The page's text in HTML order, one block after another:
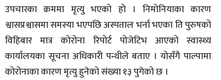
उपचारका क्रममा मृत्यु भएको हो । निमोनियाका कारण
श्वासप्रश्वासमा समस्या भएपछि अस्पताल भर्ना भएका ति पुरुषको
विहिबार मात्र कोरोना रिपोर्ट पोजेटिभ आएको स्वास्थ्य
कार्यालयका सूचना अधिकारी पन्थीले बताए । योसँगै पाल्पामा
कोरोनाका कारण मृत्यु हुनेको संख्या १३ पुगेको छ ।